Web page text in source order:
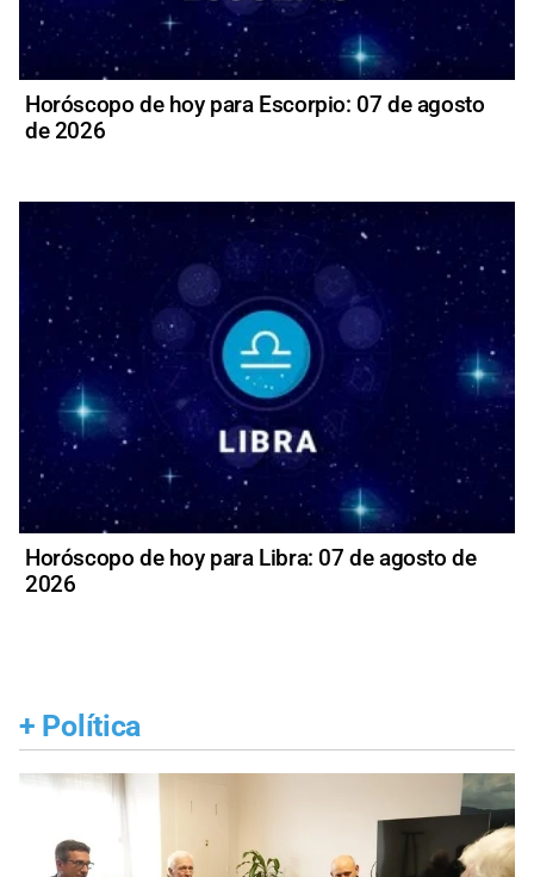
Horóscopo de hoy para Escorpio: 07 de agosto
de 2026
Horóscopo de hoy para Libra: 07 de agosto de
2026
+ Política